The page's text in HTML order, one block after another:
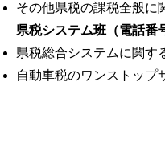
その他県税の課税全般に
県税システム班（電話番
県税総合システムに関す
自動車税のワンストップ